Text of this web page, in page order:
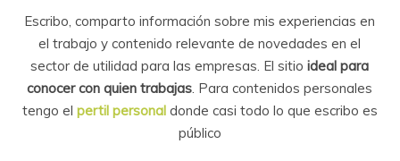
Escribo, comparto información sobre mis experiencias en
el trabajo y contenido relevante de novedades en el
sector de utilidad para las empresas. El sitioideal para
conocer con quien trabajas. Para contenidos personales
tengo el pertil personaldonde casi todo lo que escribo es
público